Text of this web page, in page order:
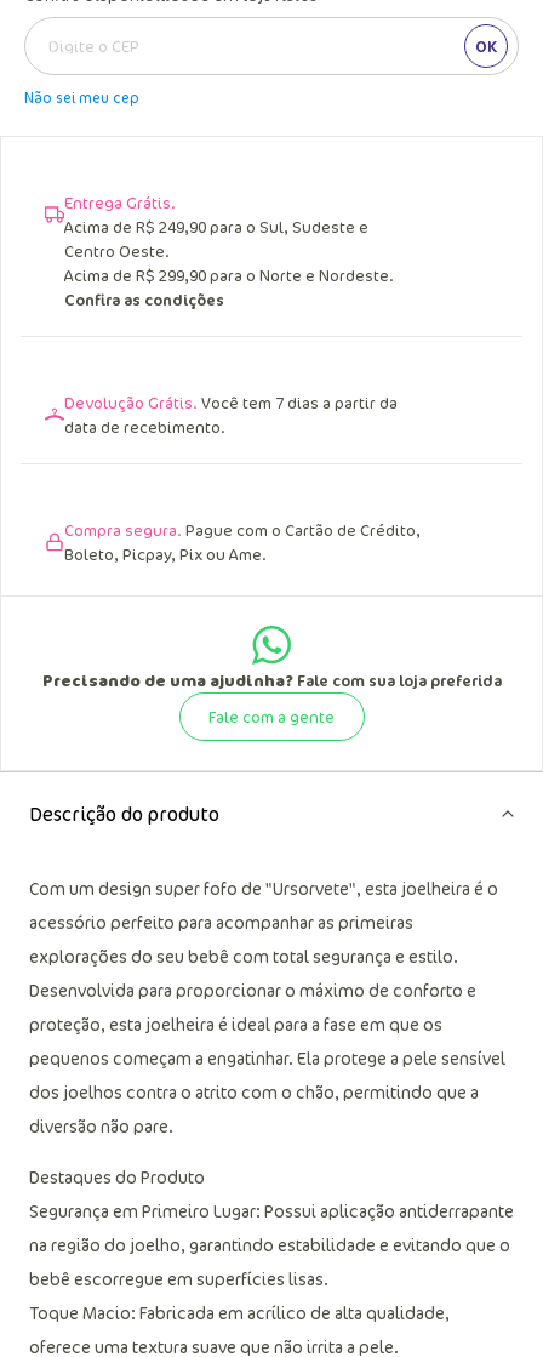
OK
Não sei meu cep
Entrega Grátis.
Acima de R$ 249,90 para o Sul, Sudeste e
Centro Oeste.
Acima de R$ 299,90 para o Norte e Nordeste.
Confira as condições
Devolução Grátis. Você tem 7 dias a partir da
data de recebimento.
Compra segura. Pague com o Cartão de Crédito,
Boleto, Picpay, Pix ou Ame.
Precisando de uma ajudinha?Fale com sua loja preferida
Fale com a gente
Descrição do produto
Com um design super fofo de "Ursorvete", esta joelheira é o
acessório perfeito para acompanhar as primeiras
explorações do seu bebê com total segurança e estilo.
Desenvolvida para proporcionar o máximo de conforto e
proteção, esta joelheira é ideal para a fase em que os
pequenos começam a engatinhar. Ela protege a pele sensível
dos joelhos contra o atrito com o chão, permitindo que a
diversão não pare.
Destaques do Produto
Segurança em Primeiro Lugar: Possui aplicação antiderrapante
na região do joelho, garantindo estabilidade e evitando que o
bebê escorregue em superfícies lisas.
Toque Macio: Fabricada em acrílico de alta qualidade,
oferece uma textura suave que não irrita a pele.